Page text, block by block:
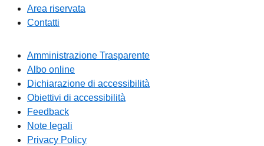
Area riservata
Contatti
Amministrazione Trasparente
Albo online
Dichiarazione di accessibilità
Obiettivi di accessibilità
Feedback
Note legali
Privacy Policy